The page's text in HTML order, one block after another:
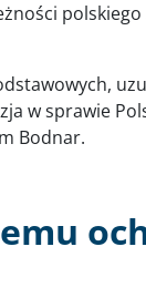
polskiego
w sprawie
Bodnar.